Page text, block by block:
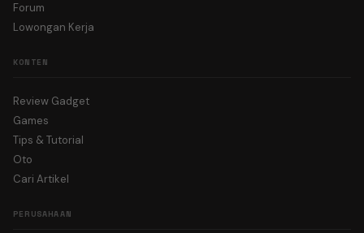
Forum
Lowongan Kerja
KONTEN
Review Gadget
Games
Tips & Tutorial
Oto
Cari Artikel
PERUSAHAAN